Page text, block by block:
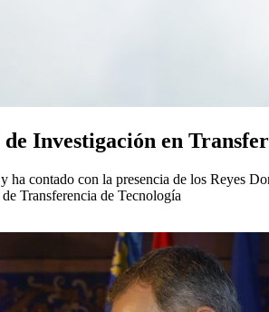
Investigación en
contado con la presencia de los Reyes
Transferencia de Tecnología